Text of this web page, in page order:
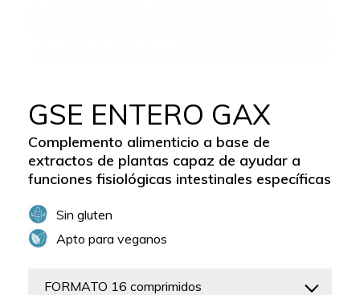
GSE ENTERO GAX
Complemento alimenticio a base de
extractos de plantas capaz de ayudar a
funciones fisiológicas intestinales específicas
Sin gluten
Apto para veganos
FORMATO 16 comprimidos